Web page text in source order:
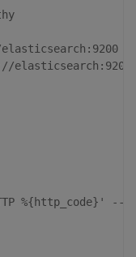
elasticsearch:9200
%{http_code} ' --